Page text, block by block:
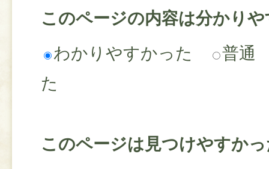
このページの内容は分かり
わかりやすかった
普通
た
このページは見つけやすか